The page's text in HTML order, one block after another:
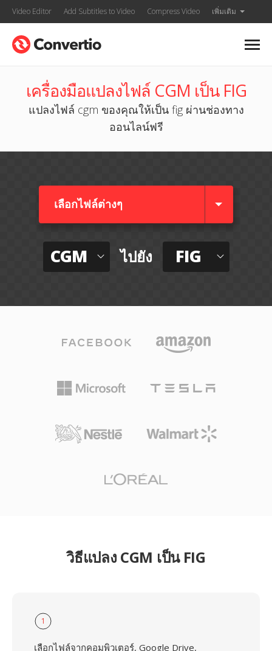
Video Editor Add Subtitles to Video Compress Video เพิ่มเติม
เครื่องมือแปลงไฟล์ CGM เป็น FIG
แปลงไฟล์ cgm ของคุณให้เป็น fig ผ่านช่องทาง
ออนไลน์ฟรี
เลือกไฟล์ต่างๆ​
CGM ไปยัง FIG
วิธีแปลง CGM เป็น FIG
1
เลือกไฟล์จากคอมพิวเตอร์, Google Drive,